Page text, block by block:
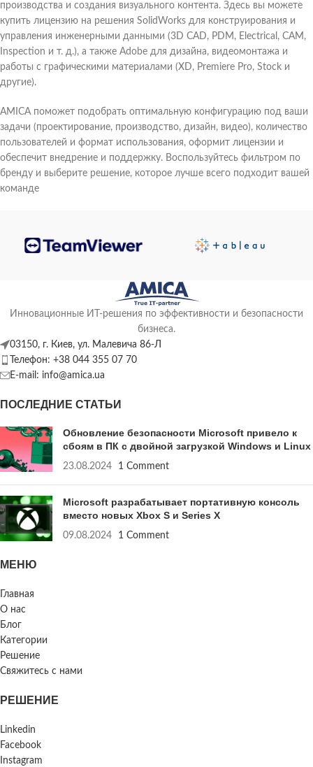
производства и создания визуального контента. Здесь вы можете
купить лицензию на решения SolidWorks для конструирования и
управления инженерными данными (3D CAD, PDM, Electrical, CAM,
Inspection и т. д.), а также Adobe для дизайна, видеомонтажа и
работы с графическими материалами (XD, Premiere Pro, Stock и
другие).
AMICA поможет подобрать оптимальную конфигурацию под ваши
задачи (проектирование, производство, дизайн, видео), количество
пользователей и формат использования, оформит лицензии и
обеспечит внедрение и поддержку. Воспользуйтесь фильтром по
бренду и выберите решение, которое лучше всего подходит вашей
команде
Инновационные ИТ-решения по эффективности и безопасности
бизнеса.
03150, г. Киев, ул. Малевича 86-Л
Телефон: +38 044 355 07 70
E-mail: info@amica.ua
ПОСЛЕДНИЕ СТАТЬИ
Обновление безопасности Microsoft привело к
сбоям в ПК с двойной загрузкой Windows и Linux
23.08.2024 1 Comment
Microsoft разрабатывает портативную консоль
вместо новых Xbox S и Series X
09.08.2024 1 Comment
МЕНЮ
Главная
О нас
Блог
Категории
Решение
Свяжитесь с нами
РЕШЕНИЕ
Linkedin
Facebook
Instagram